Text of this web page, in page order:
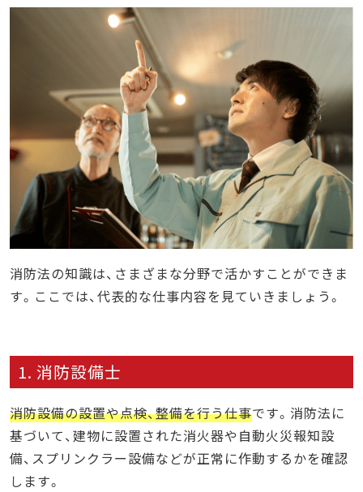
消防法の知識は、さまざまな分野で活かすことができま
す。ここでは、代表的な仕事内容を見ていきましょう。
1. 消防設備士
消防設備の設置や点検、整備を行う仕事です。消防法に
基づいて、建物に設置された消火器や自動火災報知設
備、スプリンクラー設備などが正常に作動するかを確認
します。